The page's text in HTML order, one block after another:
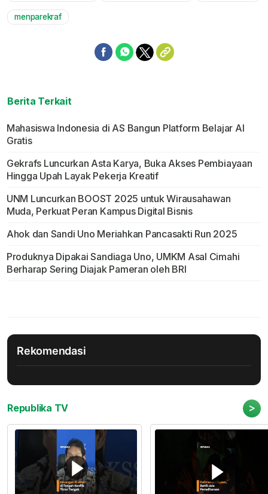
menparekraf
Berita Terkait
Mahasiswa Indonesia di AS Bangun Platform Belajar AI
Gratis
Gekrafs Luncurkan Asta Karya, Buka Akses Pembiayaan
Hingga Upah Layak Pekerja Kreatif
UNM Luncurkan BOOST 2025 untuk Wirausahawan
Muda, Perkuat Peran Kampus Digital Bisnis
Ahok dan Sandi Uno Meriahkan Pancasakti Run 2025
Produknya Dipakai Sandiaga Uno, UMKM Asal Cimahi
Berharap Sering Diajak Pameran oleh BRI
Rekomendasi
Republika TV >